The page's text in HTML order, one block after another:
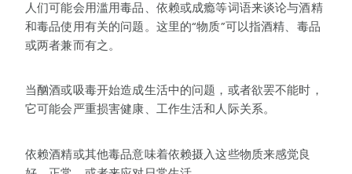
人们可能会用滥用毒品、依赖或成瘾等词语来谈论与酒精
和毒品使用有关的问题。这里的“物质”可以指酒精、毒品
或两者兼而有之。
当酗酒或吸毒开始造成生活中的问题，或者欲罢不能时，
它可能会严重损害健康、工作生活和人际关系。
依赖酒精或其他毒品意味着依赖摄入这些物质来感觉良